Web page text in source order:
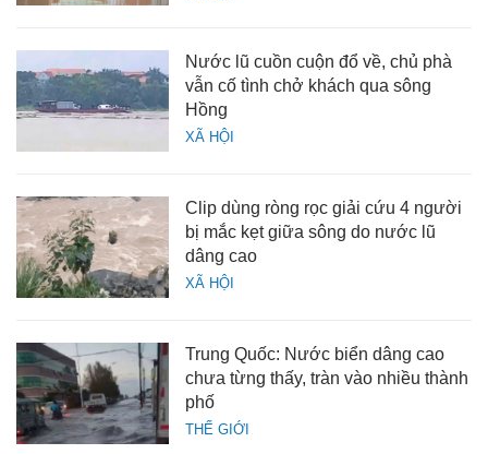
XÃ HỘI
Nước lũ cuồn cuộn đổ về, chủ phà
vẫn cố tình chở khách qua sông
Hồng
XÃ HỘI
Clip dùng ròng rọc giải cứu 4 người
bị mắc kẹt giữa sông do nước lũ
dâng cao
THẾ GIỚI
Trung Quốc: Nước biển dâng cao
chưa từng thấy, tràn vào nhiều thành
phố